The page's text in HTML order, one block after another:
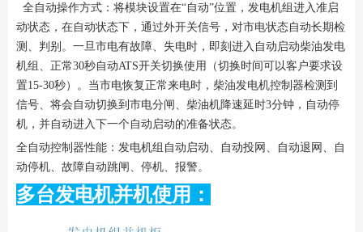
全自动操作方式：将模块设置在“自动”位置，发电机组进入准启
动状态，在自动状态下，通过外开关信号，对市电状态自动长期检
测、判别。一旦市电有故障、失电时，即刻进入自动启动柴油发电
机组、正常30秒自动ATS开关切换使用（切换时间可以客户要求设
置15-30秒）。当市电恢复正常来电时，柴油发电机控制器检测到
信号、将会自动切换到市电分闸、柴油机降速延时3分钟，自动停
机，并自动进入下一个自动启动的准备状态。
全自动控制器性能：发电机组自动启动、自动投网、自动退网、自
动停机、故障自动跳闸、停机、报警。
多台发电机并机使用：